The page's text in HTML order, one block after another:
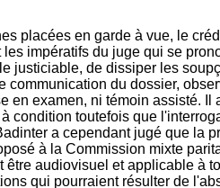
placées en garde à vue, le
impératifs du juge qui se
justiciable, de dissiper les
du dossier,
en examen, ni témoin assisté. Il
condition toutefois que
a cependant jugé que la
à la Commission mixte
audiovisuel et applicable à
qui pourraient résulter de